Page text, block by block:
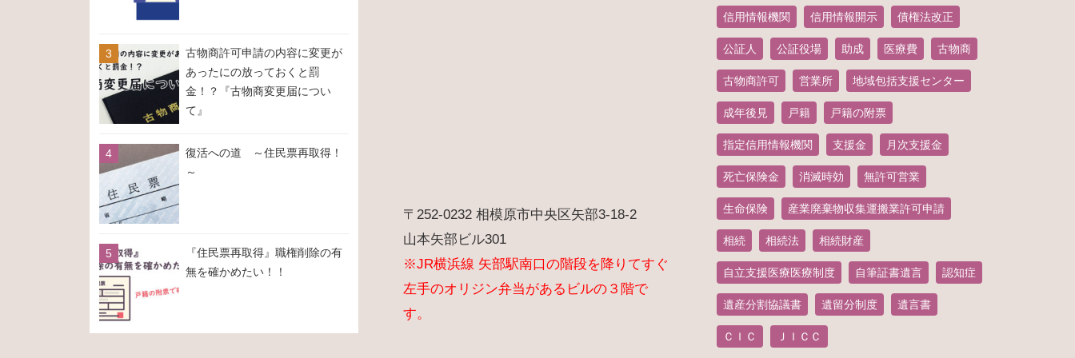
古物商許可申請の内容に変更が
あったにの放っておくと罰
金！？『古物商変更届につい
て』
復活への道 ～住民票再取得！
～
『住民票再取得』職権削除の有
無を確かめたい！！
〒252-0232 相模原市中央区矢部3-18-2
山本矢部ビル301
※JR横浜線 矢部駅南口の階段を降りてすぐ
左手のオリジン弁当があるビルの３階で
す。
信用情報機関 信用情報開示 債権法改正
公証人 公証役場 助成 医療費 古物商
古物商許可 営業所 地域包括支援センター
成年後見 戸籍 戸籍の附票
指定信用情報機関 支援金 月次支援金
死亡保険金 消滅時効 無許可営業
生命保険 産業廃棄物収集運搬業許可申請
相続 相続法 相続財産
自立支援医療医療制度 自筆証書遺言 認知症
遺産分割協議書 遺留分制度 遺言書
ＣＩＣ ＪＩＣＣ